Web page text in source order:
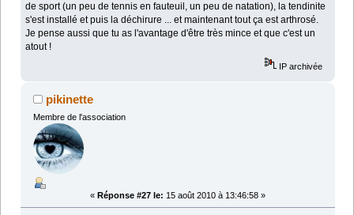
de sport (un peu de tennis en fauteuil, un peu de natation), la tendinite
s'est installé et puis la déchirure ... et maintenant tout ça est arthrosé.
Je pense aussi que tu as l'avantage d'être très mince et que c'est un
atout !
IP archivée
pikinette
Membre de l'association
« Réponse #27 le: 15 août 2010 à 13:46:58 »